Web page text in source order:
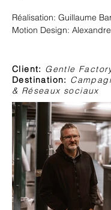
Réalisation: Guillaume
Motion Design:
Client: Gentle
Destination:
& Réseaux sociaux